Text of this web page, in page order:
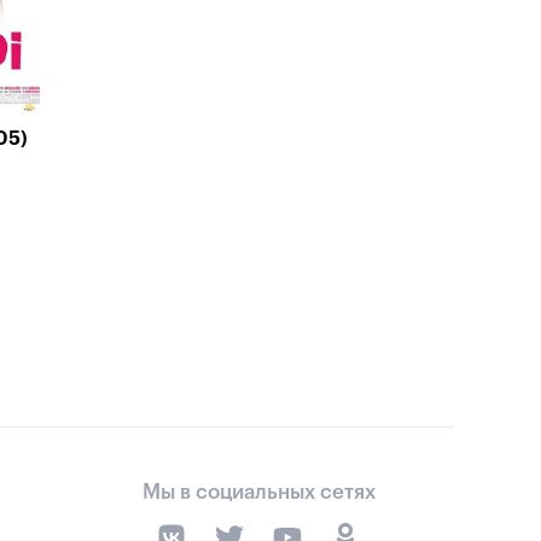
Мы в социальных сетях